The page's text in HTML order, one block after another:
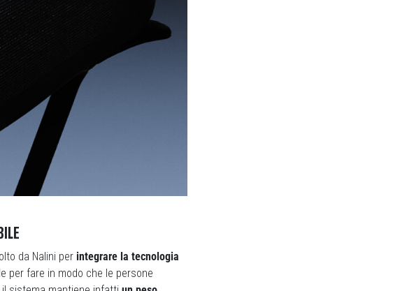
da Nalini per integrare la tecnologia
per fare in modo che le persone